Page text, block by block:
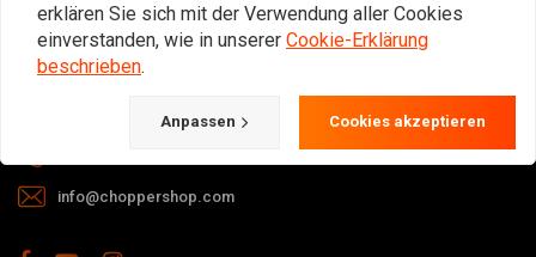
jederzeit auf eine der folgenden Arten
kontaktieren.
info@choppershop.com
erklären Sie sich mit der Verwendung aller Cookies
einverstanden, wie in unserer Cookie-Erklärung
beschrieben.
Anpassen Cookies akzeptieren